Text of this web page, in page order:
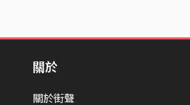
關於
關於街聲